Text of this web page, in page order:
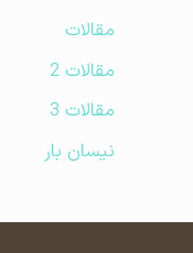
مقالات
مقالات 2
مقالات 3
نیسان بار